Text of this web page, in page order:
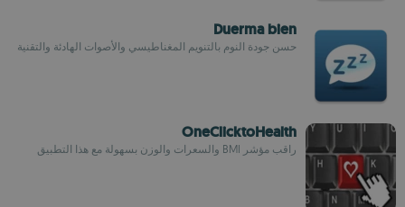
Duerma bien
حسن جودة النوم بالتنويم المغناطيسي والأصوات الهادئة والتقنية
OneClicktoHealth
راقب مؤشر BMI والسعرات والوزن بسهولة مع هذا التطبيق